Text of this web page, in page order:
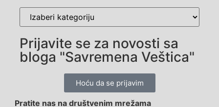
Prijavite se za novosti sa
bloga "Savremena Veštica"
Hoću da se prijavim
Pratite nas na društvenim mrežama